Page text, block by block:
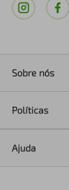
Sobre nós
Políticas
Ajuda